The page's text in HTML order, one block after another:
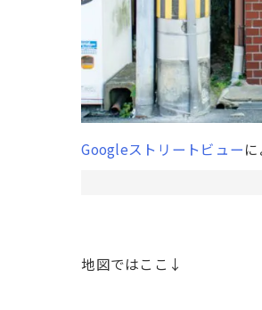
Googleストリートビュー
地図ではここ↓